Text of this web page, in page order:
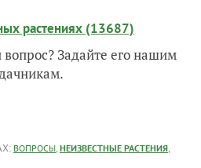
растениях (13687)
Задайте его нашим
ВОПРОСЫ, НЕИЗВЕСТНЫЕ РАСТЕНИЯ,